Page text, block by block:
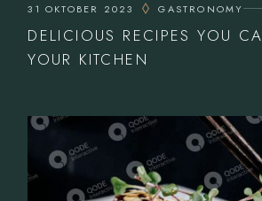
31 OKTOBER 2023 GASTRONOMY
DELICIOUS RECIPES YOU
YOUR KITCHEN